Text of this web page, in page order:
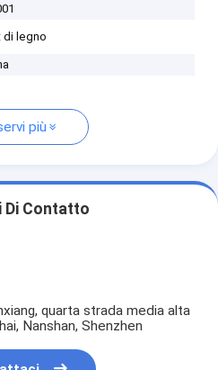
di legno
più
Di Contatto
quarta strada media alta
Nanshan, Shenzhen